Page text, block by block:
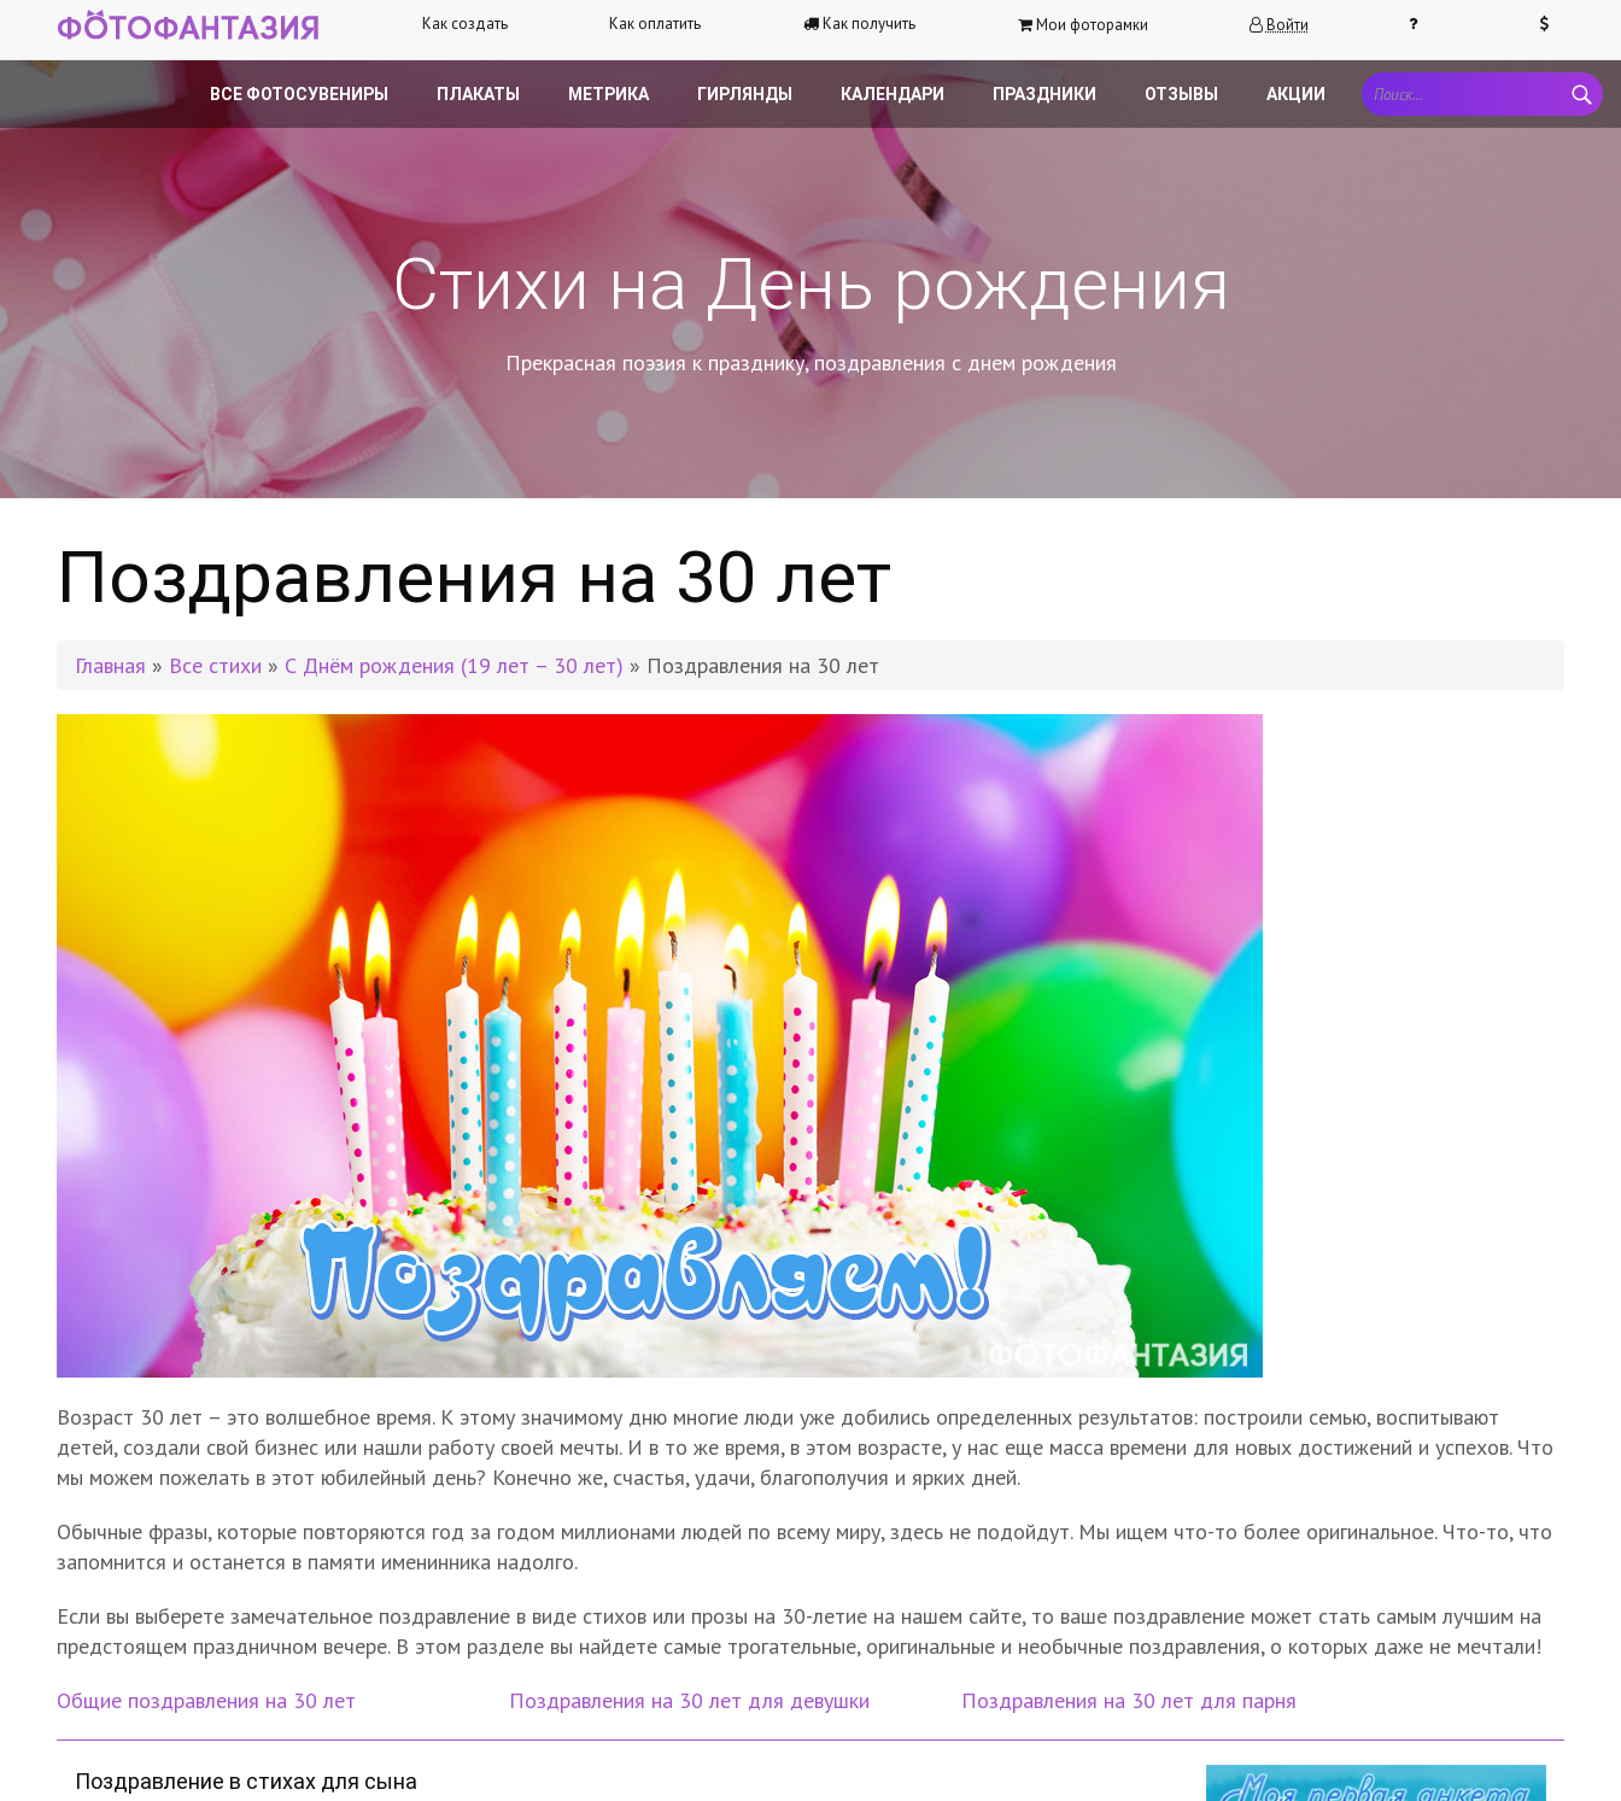
Как создать Как оплатить Как получить Мои фоторамки Войти
ВСЕ ФОТОСУВЕНИРЫ ПЛАКАТЫ МЕТРИКА ГИРЛЯНДЫ КАЛЕНДАРИ ПРАЗДНИКИ ОТЗЫВЫ АКЦИИ
Стихи на День рождения
Прекрасная поэзия к празднику, поздравления с днем рождения
Поздравления на 30 лет
Главная » Все стихи » С Днём рождения (19 лет – 30 лет) » Поздравления на 30 лет
Возраст 30 лет – это волшебное время. К этому значимому дню многие люди уже добились определенных результатов: построили семью, воспитывают
детей, создали свой бизнес или нашли работу своей мечты. И в то же время, в этом возрасте, у нас еще масса времени для новых достижений и успехов. Что
мы можем пожелать в этот юбилейный день? Конечно же, счастья, удачи, благополучия и ярких дней.
Обычные фразы, которые повторяются год за годом миллионами людей по всему миру, здесь не подойдут. Мы ищем что-то более оригинальное. Что-то, что
запомнится и останется в памяти именинника надолго.
Если вы выберете замечательное поздравление в виде стихов или прозы на 30-летие на нашем сайте, то ваше поздравление может стать самым лучшим на
предстоящем праздничном вечере. В этом разделе вы найдете самые трогательные, оригинальные и необычные поздравления, о которых даже не мечтали!
Общие поздравления на 30 лет
Поздравления на 30 лет для девушки Поздравления на 30 лет для парня
Поздравление в стихах для сына